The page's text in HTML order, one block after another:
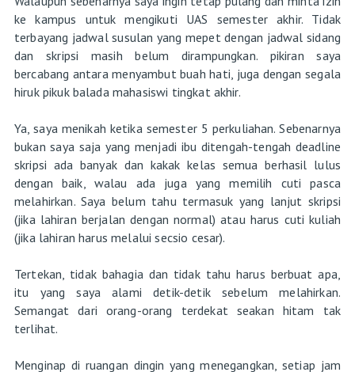
ke kampus untuk mengikuti UAS semester akhir. Tidak
terbayang jadwal susulan yang mepet dengan jadwal sidang
dan skripsi masih belum dirampungkan. pikiran saya
bercabang antara menyambut buah hati, juga dengan segala
hiruk pikuk balada mahasiswi tingkat akhir.
Ya, saya menikah ketika semester 5 perkuliahan. Sebenarnya
bukan saya saja yang menjadi ibu ditengah-tengah deadline
skripsi ada banyak dan kakak kelas semua berhasil lulus
dengan baik, walau ada juga yang memilih cuti pasca
melahirkan. Saya belum tahu termasuk yang lanjut skripsi
(jika lahiran berjalan dengan normal) atau harus cuti kuliah
(jika lahiran harus melalui secsio cesar).
Tertekan, tidak bahagia dan tidak tahu harus berbuat apa,
itu yang saya alami detik-detik sebelum melahirkan.
Semangat dari orang-orang terdekat seakan hitam tak
terlihat.
Menginap di ruangan dingin yang menegangkan, setiap jam